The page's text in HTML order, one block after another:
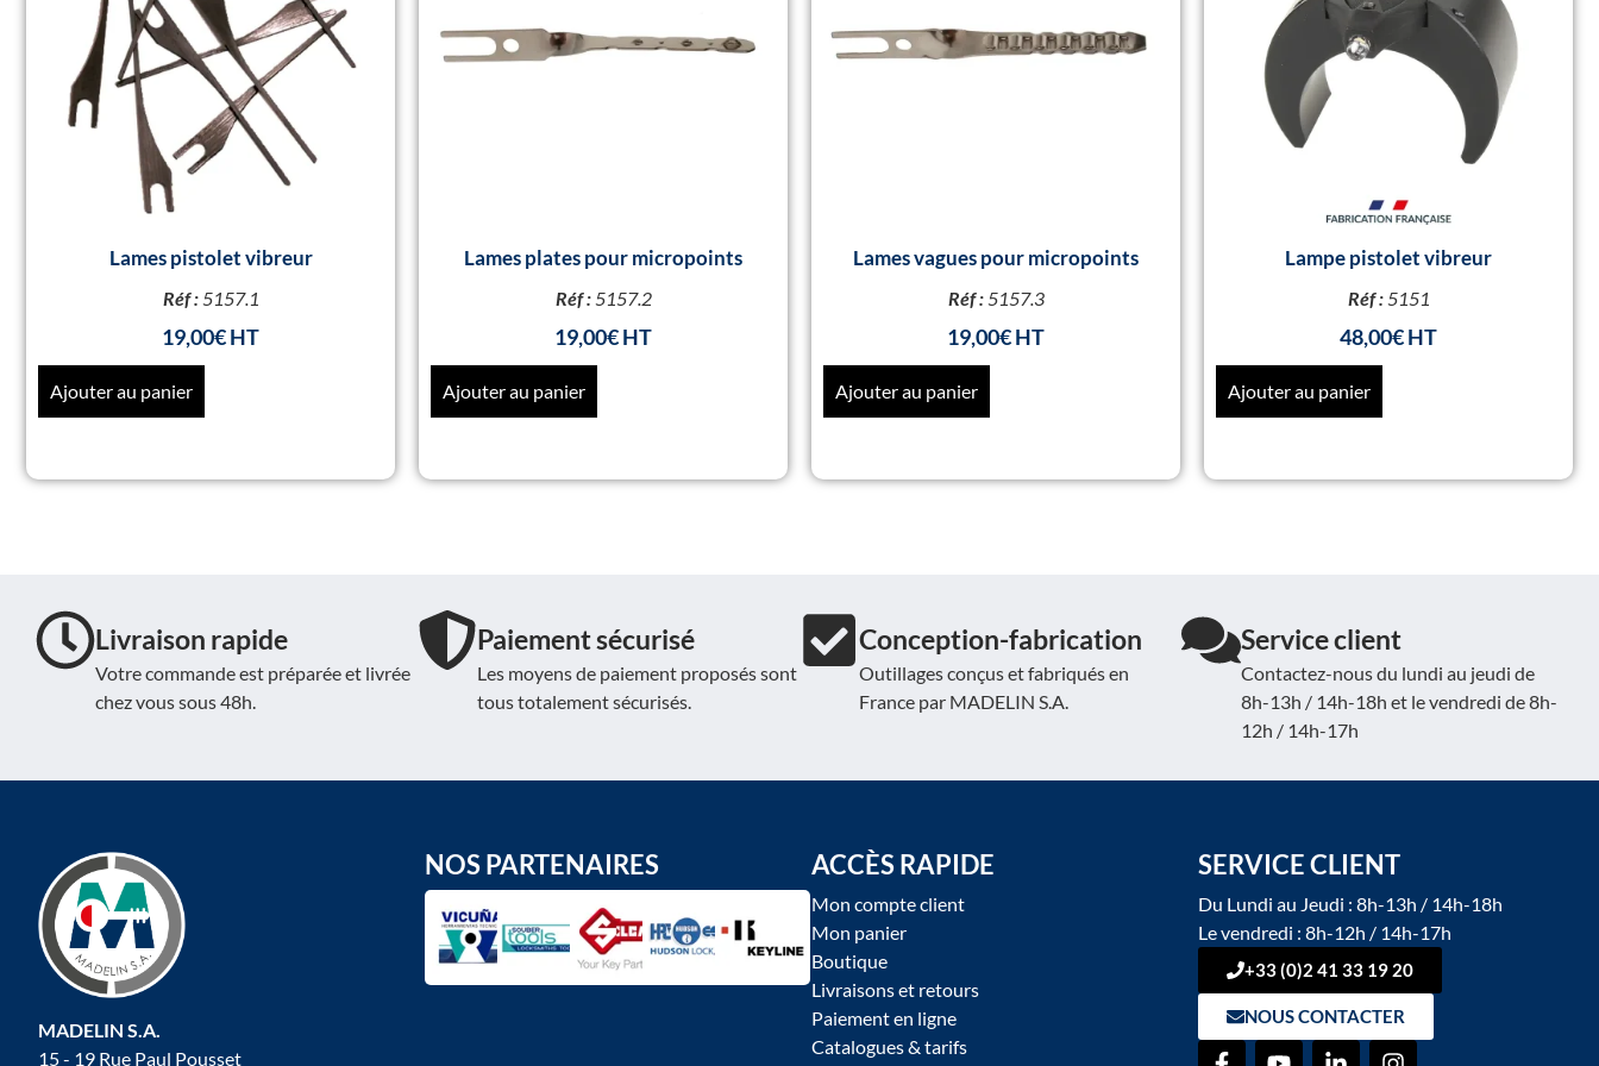
Lames pistolet vibreur
Réf : 5157.1
19,00€
Ajouter au panier
Lames plates pour micropoints
Réf : 5157.2
19,00€
Ajouter au panier
Lames vagues pour micropoints
Réf : 5157.3
19,00€
Ajouter au panier
Lampe pistolet vibreur
Réf : 5151
48,00€
Ajouter au panier
Livraison rapide
Votre commande est préparée et livrée
chez vous sous 48h.
Paiement sécurisé
Les moyens de paiement proposés sont
tous totalement sécurisés.
Conception-fabrication
Outillages conçus et fabriqués en
France par MADELIN S.A.
Service client
Contactez-nous du lundi au jeudi de
8h-13h / 14h-18h et le vendredi de 8h-
12h / 14h-17h
MADELIN S.A.
15 - 19 Rue Paul Pousset
NOS PARTENAIRES ACCÈS RAPIDE
Mon compte client
Mon panier
Boutique
Livraisons et retours
Paiement en ligne
Catalogues & tarifs
SERVICE CLIENT
Du Lundi au Jeudi : 8h-13h / 14h-18h
Le vendredi : 8h-12h / 14h-17h
+33 (0)2 41 33 19 20
NOUS CONTACTER